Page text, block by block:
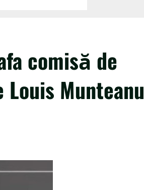
comisă de
Louis Munteanu